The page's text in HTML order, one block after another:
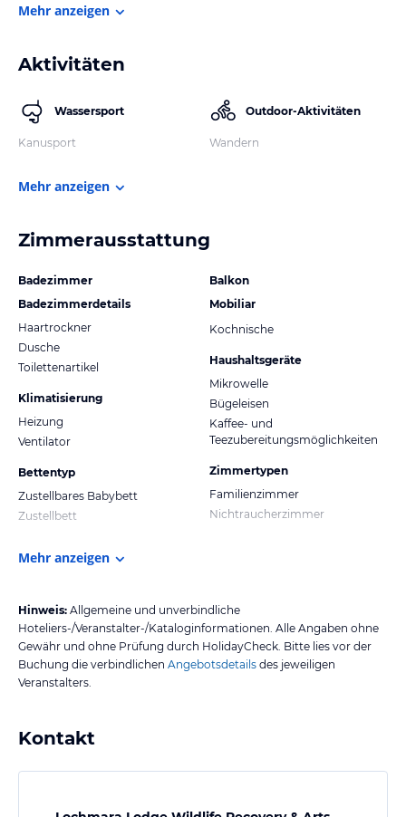
Mehr anzeigen
Aktivitäten
Wassersport
Kanusport
Outdoor-Aktivitäten
Wandern
Mehr anzeigen
Zimmerausstattung
Badezimmer
Badezimmerdetails
Haartrockner
Dusche
Toilettenartikel
Klimatisierung
Heizung
Ventilator
Bettentyp
Zustellbares Babybett
Zustellbett
Balkon
Mobiliar
Kochnische
Haushaltsgeräte
Mikrowelle
Bügeleisen
Kaffee- und
Teezubereitungsmöglichkeiten
Zimmertypen
Familienzimmer
Nichtraucherzimmer
Mehr anzeigen
Hinweis: Allgemeine und unverbindliche
Hoteliers-/Veranstalter-/Kataloginformationen. Alle Angaben ohne
Gewähr und ohne Prüfung durch HolidayCheck. Bitte lies vor der
Buchung die verbindlichen Angebotsdetails des jeweiligen
Veranstalters.
Kontakt